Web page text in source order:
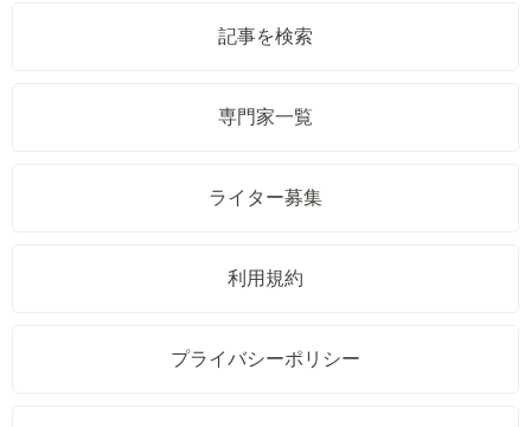
記事を検索
専門家一覧
ライター募集
利用規約
プライバシーポリシー